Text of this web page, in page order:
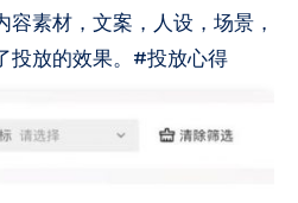
素材，文案，人设，场景，
投放的效果。#投放心得